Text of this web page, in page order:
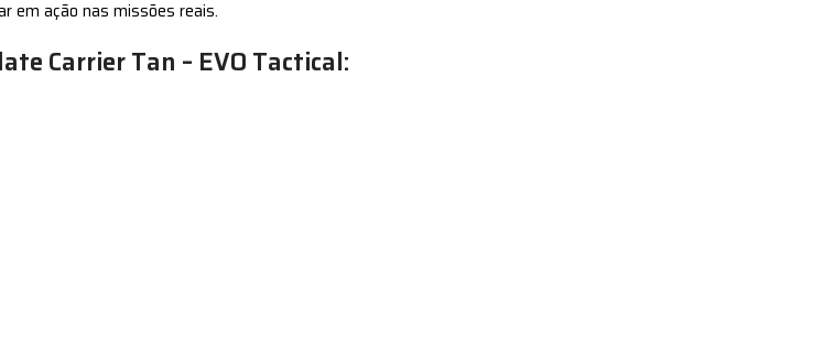
em ação nas missões reais.
Carrier Tan – EVO Tactical: